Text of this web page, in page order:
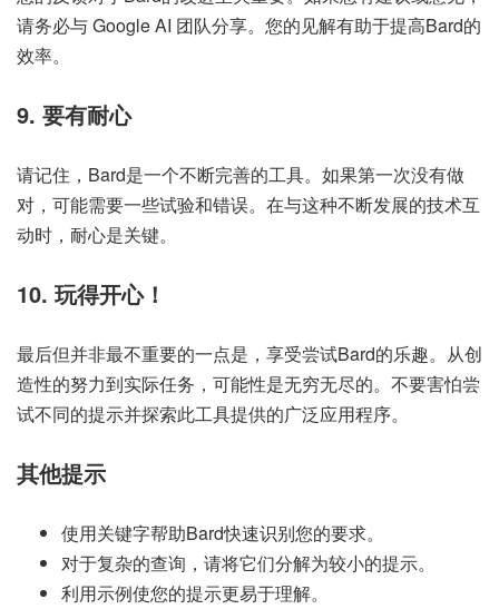
请务必与 Google AI 团队分享。您的见解有助于提高Bard的
效率。
9. 要有耐心
请记住，Bard是一个不断完善的工具。如果第一次没有做
对，可能需要一些试验和错误。在与这种不断发展的技术互
动时，耐心是关键。
10. 玩得开心！
最后但并非最不重要的一点是，享受尝试Bard的乐趣。从创
造性的努力到实际任务，可能性是无穷无尽的。不要害怕尝
试不同的提示并探索此工具提供的广泛应用程序。
其他提示
使用关键字帮助Bard快速识别您的要求。
对于复杂的查询，请将它们分解为较小的提示。
利用示例使您的提示更易于理解。